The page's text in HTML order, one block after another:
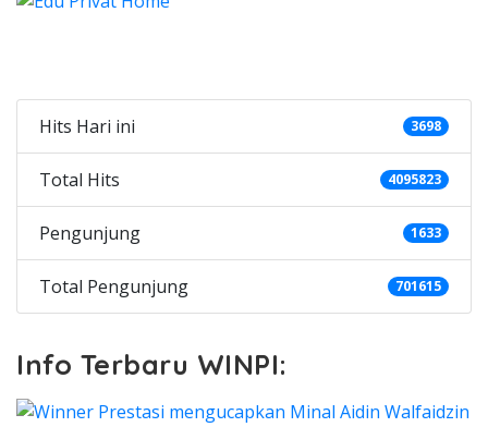
Hits Hari ini 3698
Total Hits 4095823
Pengunjung 1633
Total Pengunjung 701615
Info Terbaru WINPI: